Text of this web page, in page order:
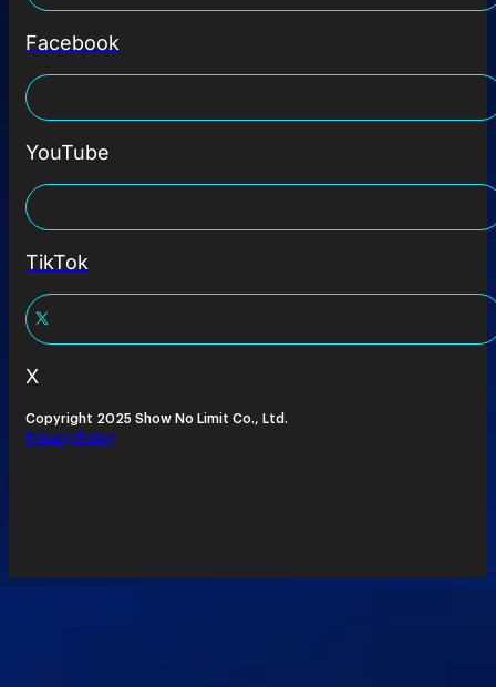
Facebook
YouTube
TikTok
X
Copyright 2025 Show No Limit Co., Ltd.
Privacy Policy